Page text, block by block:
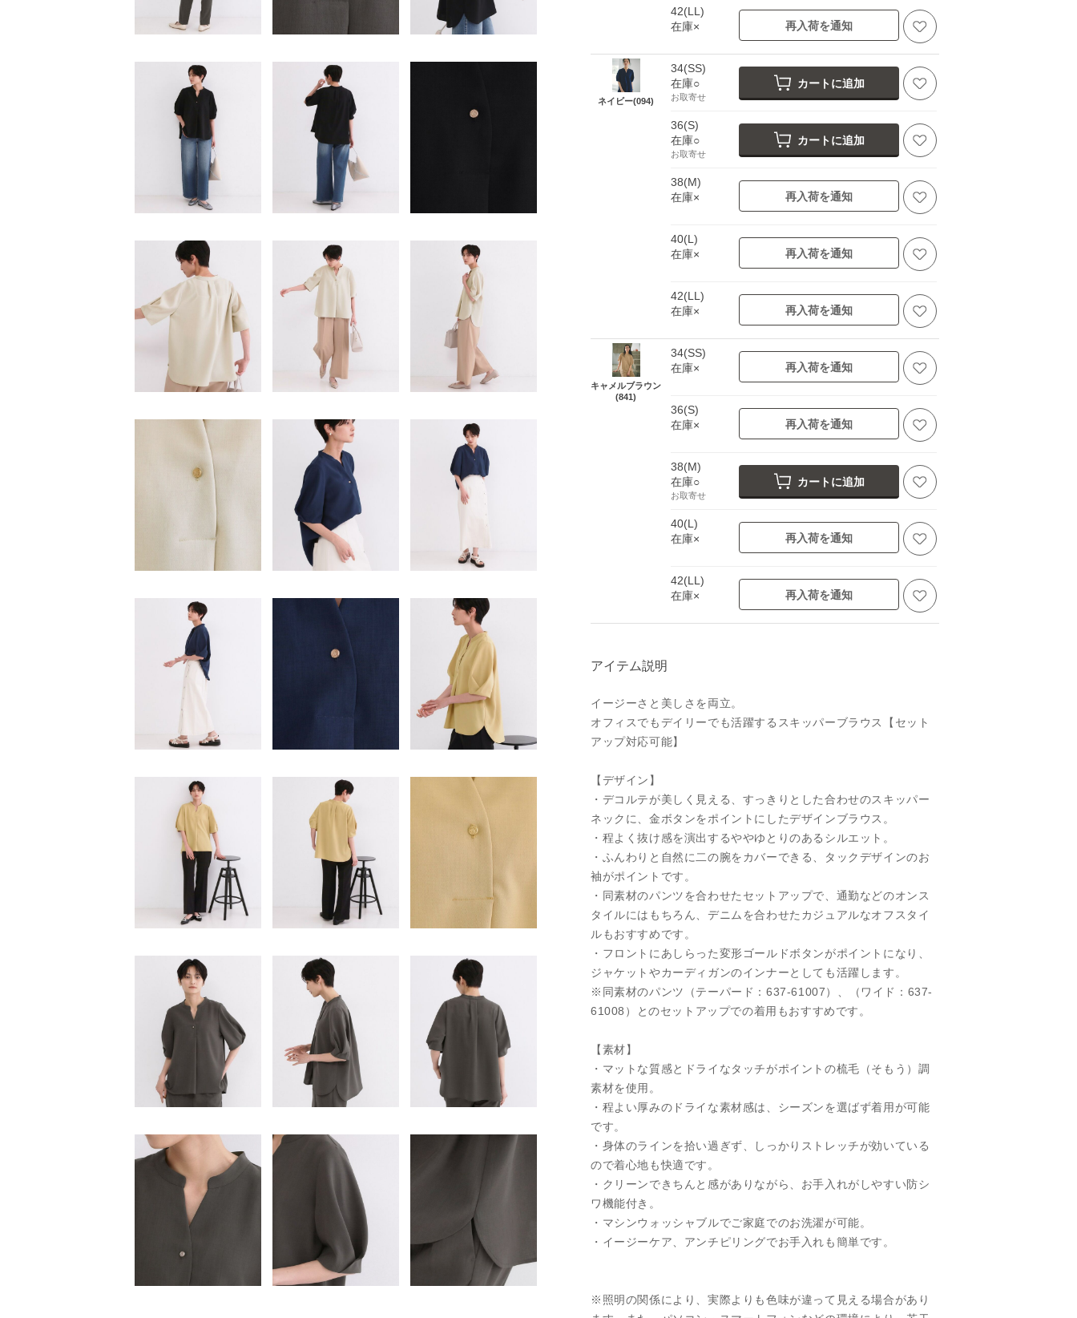
42(LL)
在庫×
再入荷を通知
ネイビー(094)
34(SS)
在庫○
お取寄せ
カートに追加
36(S)
在庫○
お取寄せ
カートに追加
38(M)
在庫×
再入荷を通知
40(L)
在庫×
再入荷を通知
42(LL)
在庫×
再入荷を通知
キャメルブラウン
(841)
34(SS)
在庫×
再入荷を通知
36(S)
在庫×
再入荷を通知
38(M)
在庫○
お取寄せ
カートに追加
40(L)
在庫×
再入荷を通知
42(LL)
在庫×
再入荷を通知
アイテム説明
イージーさと美しさを両立。
オフィスでもデイリーでも活躍するスキッパーブラウス【セット
アップ対応可能】
【デザイン】
・デコルテが美しく見える、すっきりとした合わせのスキッパー
ネックに、金ボタンをポイントにしたデザインブラウス。
・程よく抜け感を演出するややゆとりのあるシルエット。
・ふんわりと自然に二の腕をカバーできる、タックデザインのお
袖がポイントです。
・同素材のパンツを合わせたセットアップで、通勤などのオンス
タイルにはもちろん、デニムを合わせたカジュアルなオフスタイ
ルもおすすめです。
・フロントにあしらった変形ゴールドボタンがポイントになり、
ジャケットやカーディガンのインナーとしても活躍します。
※同素材のパンツ（テーパード：637-61007）、（ワイド：637-
61008）とのセットアップでの着用もおすすめです。
【素材】
・マットな質感とドライなタッチがポイントの梳毛（そもう）調
素材を使用。
・程よい厚みのドライな素材感は、シーズンを選ばず着用が可能
です。
・身体のラインを拾い過ぎず、しっかりストレッチが効いている
ので着心地も快適です。
・クリーンできちんと感がありながら、お手入れがしやすい防シ
ワ機能付き。
・マシンウォッシャブルでご家庭でのお洗濯が可能。
・イージーケア、アンチピリングでお手入れも簡単です。
※照明の関係により、実際よりも色味が違って見える場合があり